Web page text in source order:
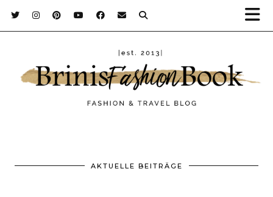
AKTUELLE BEITRÄGE